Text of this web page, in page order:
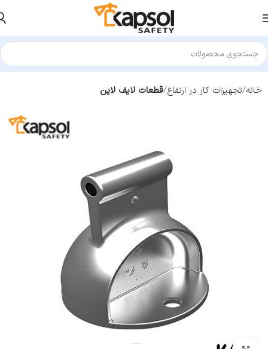
خانه تجهیزات کار در ارتفاع قطعات لایف لاین